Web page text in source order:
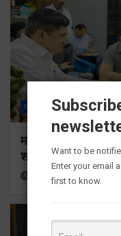
राज्य ALL देहरादून
मतदाता सुनवाई में
शत-प्रतिशत पालन
24 minutes ago
Want to be
Enter your email
first to know.